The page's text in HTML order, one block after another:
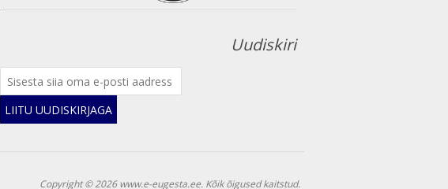
Uudiskiri
LIITU UUDISKIRJAGA
Copyright © 2026 www.e-eugesta.ee. Kõik õigused kaitstud.